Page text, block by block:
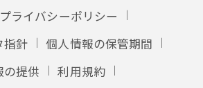
プライバシーポリシー
指針
個人情報の保管期間
提供
利用規約